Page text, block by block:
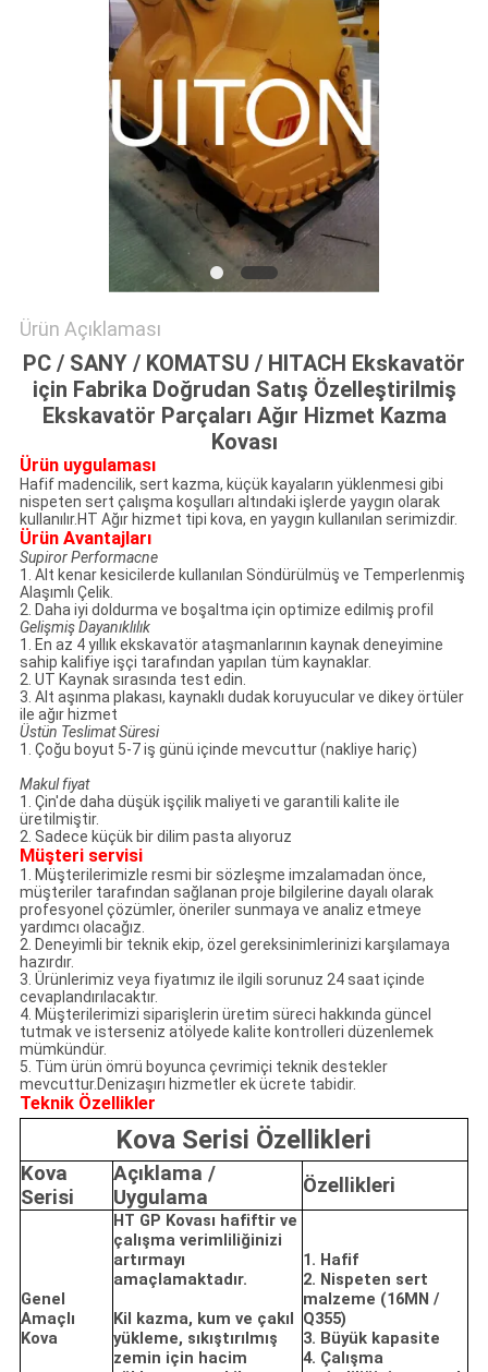
Ürün Açıklaması
PC / SANY / KOMATSU / HITACH Ekskavatör
için Fabrika Doğrudan Satış Özelleştirilmiş
Ekskavatör Parçaları Ağır Hizmet Kazma
Kovası
Ürün uygulaması
Hafif madencilik, sert kazma, küçük kayaların yüklenmesi gibi
nispeten sert çalışma koşulları altındaki işlerde yaygın olarak
kullanılır.HT Ağır hizmet tipi kova, en yaygın kullanılan serimizdir.
Ürün Avantajları
Supiror Performacne
1. Alt kenar kesicilerde kullanılan Söndürülmüş ve Temperlenmiş
Alaşımlı Çelik.
2. Daha iyi doldurma ve boşaltma için optimize edilmiş profil
Gelişmiş Dayanıklılık
1. En az 4 yıllık ekskavatör ataşmanlarının kaynak deneyimine
sahip kalifiye işçi tarafından yapılan tüm kaynaklar.
2. UT Kaynak sırasında test edin.
3. Alt aşınma plakası, kaynaklı dudak koruyucular ve dikey örtüler
ile ağır hizmet
Üstün Teslimat Süresi
1. Çoğu boyut 5-7 iş günü içinde mevcuttur (nakliye hariç)
Makul fiyat
1. Çin'de daha düşük işçilik maliyeti ve garantili kalite ile
üretilmiştir.
2. Sadece küçük bir dilim pasta alıyoruz
Müşteri servisi
1. Müşterilerimizle resmi bir sözleşme imzalamadan önce,
müşteriler tarafından sağlanan proje bilgilerine dayalı olarak
profesyonel çözümler, öneriler sunmaya ve analiz etmeye
yardımcı olacağız.
2. Deneyimli bir teknik ekip, özel gereksinimlerinizi karşılamaya
hazırdır.
3. Ürünlerimiz veya fiyatımız ile ilgili sorunuz 24 saat içinde
cevaplandırılacaktır.
4. Müşterilerimizi siparişlerin üretim süreci hakkında güncel
tutmak ve isterseniz atölyede kalite kontrolleri düzenlemek
mümkündür.
5. Tüm ürün ömrü boyunca çevrimiçi teknik destekler
mevcuttur.Denizaşırı hizmetler ek ücrete tabidir.
Teknik Özellikler
Kova Serisi Özellikleri
Kova
Serisi
Açıklama /
Uygulama
Özellikleri
Genel
Amaçlı
Kova
HT GP Kovası hafiftir ve
çalışma verimliliğinizi
artırmayı
amaçlamaktadır.
Kil kazma, kum ve çakıl
yükleme, sıkıştırılmış
zemin için hacim
1. Hafif
2. Nispeten sert
malzeme (16MN /
Q355)
3. Büyük kapasite
4. Çalışma